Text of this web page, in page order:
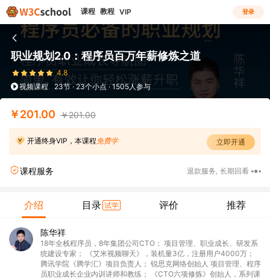
课程 教程 VIP 登录
职业规划2.0：程序员百万年薪修炼之道
4.8
视频课程
23节 · 23个小点 · 1505人参与
￥201.00 ￥201.00
开通终身VIP，本课程 免费学 立即开通
课程服务 退款服务 长期回看
介绍 目录 试学 评价 推荐
陈华祥
18年全栈程序员，8年集团公司CTO； 项目管理、职业成长、研发系
统建设专家； 《艾米视频聊天》，装机量3亿，注册用户4000万；
腾讯学院《腾学汇》项目负责人； 锐思克网络创始人 项目管理、程序
员职业成长企业内训讲师和教练； 《CTO六项修炼》创始人，系列课